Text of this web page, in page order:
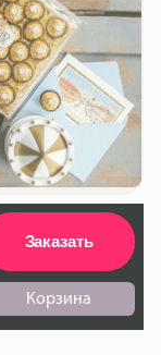
Заказать
Корзина